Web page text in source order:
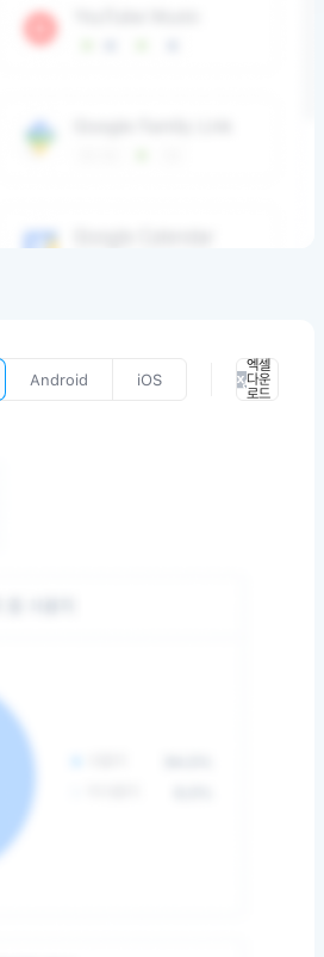
Android iOS
엑셀
다운
로드